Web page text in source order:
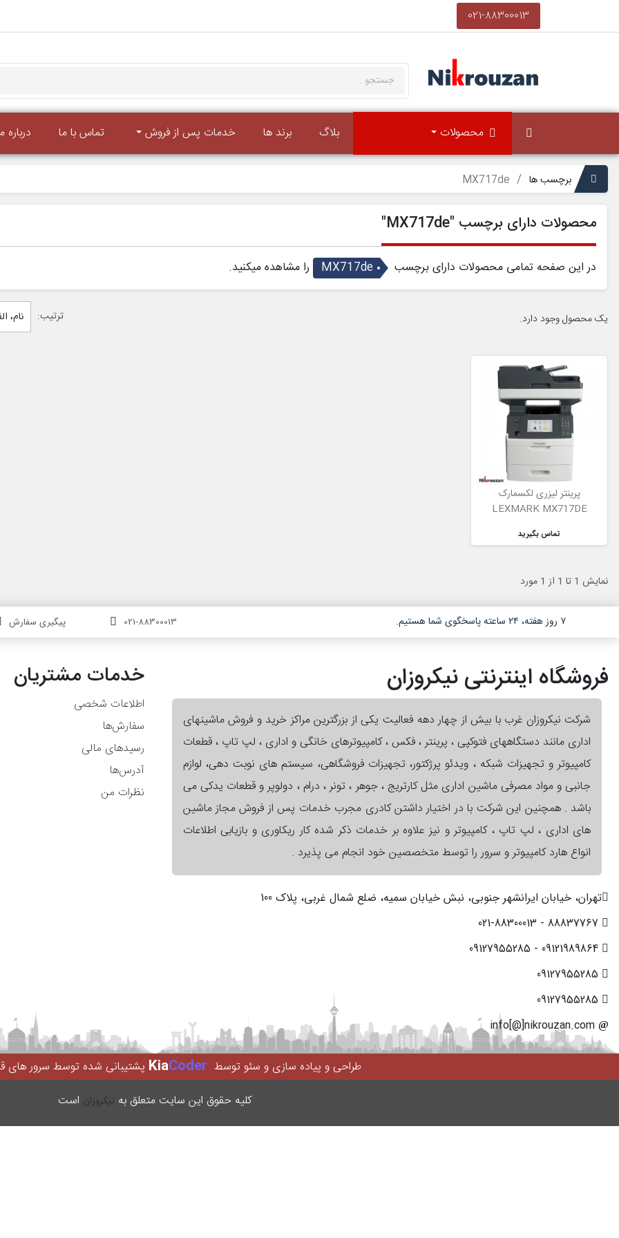
021-88300013
محصولات بلاگ برند ها خدمات پس از فروش تماس با ما درباره
برچسب ها MX717de
محصولات دارای برچسب "MX717de"
در این صفحه تمامی محصولات دارای برچسب MX717de را مشاهده میکنید.
یک محصول وجود دارد. ترتیب: نام،
پرینتر لیزری لکسمارک
LEXMARK MX717DE
تماس بگیرید
نمایش 1 تا 1 از 1 مورد
۷ روز هفته، ۲۴ ساعته پاسخگوی شما هستیم. پیگیری سفارش 021-88300013
فروشگاه اینترنتی نیکروزان
شرکت نیکروزان غرب با بیش از چهار دهه فعالیت یکی از بزرگترین مراکز خرید و فروش ماشینهای
اداری مانند دستگاههای فتوکپی ، پرینتر ، فکس ، کامپیوترهای خانگی و اداری ، لپ تاپ ، قطعات
کامپیوتر و تجهیزات شبکه ، ویدئو پرژکتور، تجهیزات فروشگاهی، سیستم های نوبت دهی، لوازم
جانبی و مواد مصرفی ماشین اداری مثل کارتریج ، جوهر ، تونر ، درام ، دولوپر و قطعات یدکی می
باشد . همچنین این شرکت با در اختیار داشتن کادری مجرب خدمات پس از فروش مجاز ماشین
های اداری ، لپ تاپ ، کامپیوتر و نیز علاوه بر خدمات ذکر شده کار ریکاوری و بازیابی اطلاعات
انواع هارد کامپیوتر و سرور را توسط متخصصین خود انجام می پذیرد .
خدمات مشتریان
اطلاعات شخصی
سفارش‌ها
رسیدهای مالی
آدرس‌ها
نظرات من
تهران، خیابان ایرانشهر جنوبی، نبش خیابان سمیه، ضلع شمال غربی، پلاک 100
طراحی و پیاده سازی و سئو توسط KiaCoder
پشتیبانی شده توسط سرور های
کليه حقوق اين سایت متعلق به نیکروزان است